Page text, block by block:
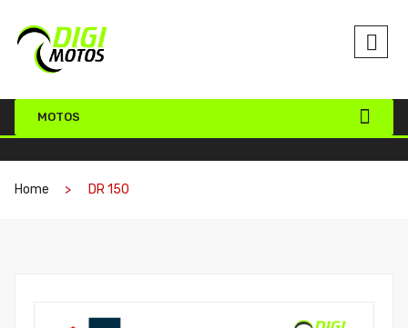
MOTOS
Home DR 150